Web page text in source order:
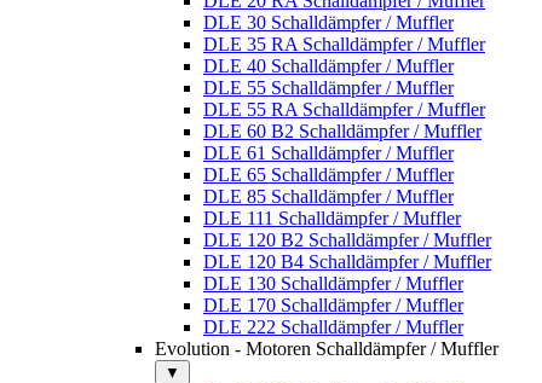
DLE 30 Schalldämpfer / Muffler
DLE 35 RA Schalldämpfer / Muffler
DLE 40 Schalldämpfer / Muffler
DLE 55 Schalldämpfer / Muffler
DLE 55 RA Schalldämpfer / Muffler
DLE 60 B2 Schalldämpfer / Muffler
DLE 61 Schalldämpfer / Muffler
DLE 65 Schalldämpfer / Muffler
DLE 85 Schalldämpfer / Muffler
DLE 111 Schalldämpfer / Muffler
DLE 120 B2 Schalldämpfer / Muffler
DLE 120 B4 Schalldämpfer / Muffler
DLE 130 Schalldämpfer / Muffler
DLE 170 Schalldämpfer / Muffler
DLE 222 Schalldämpfer / Muffler
Evolution - Motoren Schalldämpfer / Muffler
▼